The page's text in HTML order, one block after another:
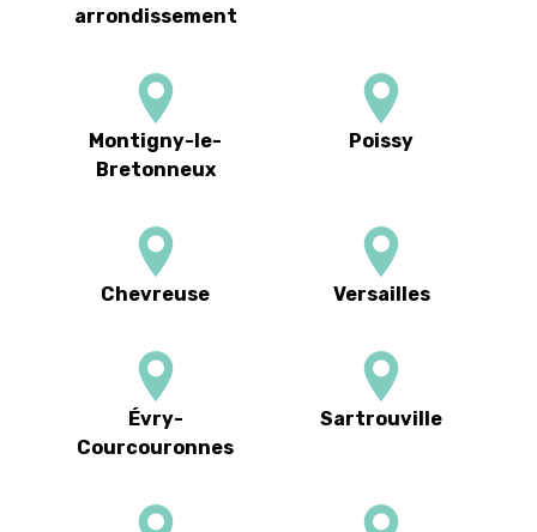
arrondissement
Montigny-le-
Bretonneux
Poissy
Chevreuse Versailles
Évry-
Courcouronnes
Sartrouville